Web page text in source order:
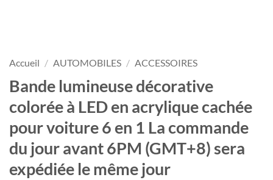
Accueil / AUTOMOBILES / ACCESSOIRES
Bande lumineuse décorative
colorée à LED en acrylique cachée
pour voiture 6 en 1 La commande
du jour avant 6PM (GMT+8) sera
expédiée le même jour